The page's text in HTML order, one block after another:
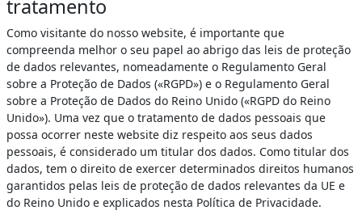
tratamento
Como visitante do nosso website, é importante que
compreenda melhor o seu papel ao abrigo das leis de proteção
de dados relevantes, nomeadamente o Regulamento Geral
sobre a Proteção de Dados («RGPD») e o Regulamento Geral
sobre a Proteção de Dados do Reino Unido («RGPD do Reino
Unido»). Uma vez que o tratamento de dados pessoais que
possa ocorrer neste website diz respeito aos seus dados
pessoais, é considerado um titular dos dados. Como titular dos
dados, tem o direito de exercer determinados direitos humanos
garantidos pelas leis de proteção de dados relevantes da UE e
do Reino Unido e explicados nesta Política de Privacidade.